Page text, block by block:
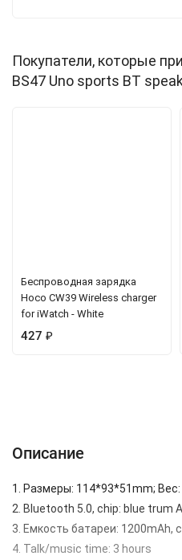
Покупатели, которые
BS47 Uno sports BT
Беспроводная зарядка
Hoco CW39 Wireless charger
for iWatch - White
427 ₽
Описание
1. Размеры: 114*93*51mm; Вес:
2. Bluetooth 5.0, chip: blue trum
3. Емкость батареи: 1200mAh,
4. Talk/music time: 3 hours